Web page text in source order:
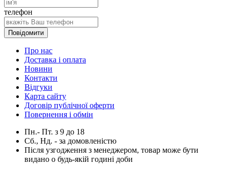
телефон
Повідомити
Про нас
Доставка і оплата
Новини
Контакти
Відгуки
Карта сайту
Договір публічної оферти
Повернення і обмін
Пн.- Пт. з 9 до 18
Сб., Нд. - за домовленістю
Після узгодження з менеджером, товар може бути
видано о будь-якій годині доби